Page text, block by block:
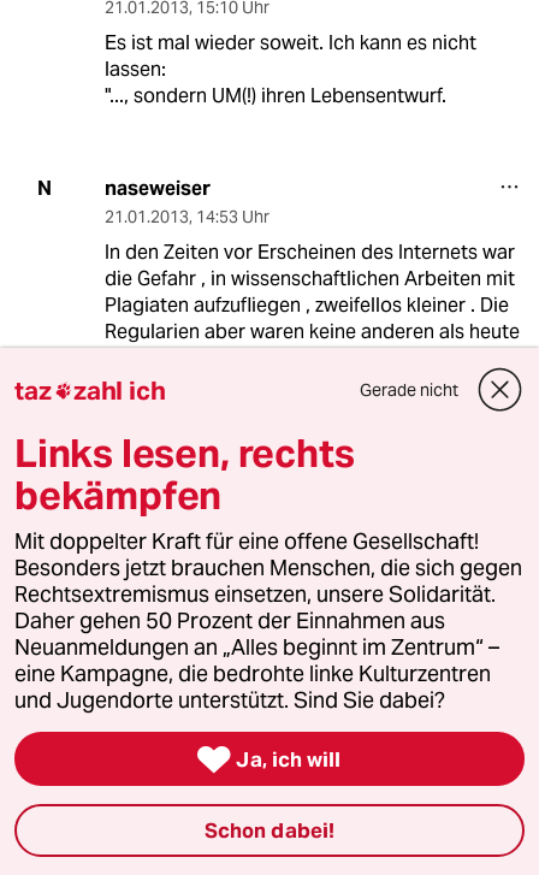
21.01.2013, 15:10 Uhr
Es ist mal wieder soweit. Ich kann es nicht
lassen:
"..., sondern UM(!) ihren Lebensentwurf.
N naseweiser
21.01.2013, 14:53 Uhr
In den Zeiten vor Erscheinen des Internets war
die Gefahr , in wissenschaftlichen Arbeiten mit
Plagiaten aufzufliegen , zweifellos kleiner . Die
Regularien aber waren keine anderen als heute
auch kaum vortragen wollen , sie habe die
Regeln über korrektes Zitieren fremder Texte
nicht gekannt oder als bloße
Ermessensvorschriften angesehen . Wegen der
schieren Masse und teilweise Schwere der
gefundenen "Fehler" wird Frau Schavan es
schwer haben , sich nicht lächerlich zu machen
mit einer Behauptung , sie habe das korrekte
Zitieren schlampert "vergessen" .
DP Dr. plag. Sha Wahn
Irgendwo habe ich sinngemäß gelesen:
"Ablenkung, Täuschung, Aussitzen: Merkmale
eines Charakters ohne Gewissen - auch noch
bei einer Dissertation mit dem Titel "Person
und Gewissen"."
taz zahl ich Gerade nicht
Links lesen, rechts
bekämpfen
Mit doppelter Kraft für eine offene Gesellschaft!
Besonders jetzt brauchen Menschen, die sich gegen
Rechtsextremismus einsetzen, unsere Solidarität.
Daher gehen 50 Prozent der Einnahmen aus
Neuanmeldungen an „Alles beginnt im Zentrum“ –
eine Kampagne, die bedrohte linke Kulturzentren
und Jugendorte unterstützt. Sind Sie dabei?
 Ja, ich will
Schon dabei!